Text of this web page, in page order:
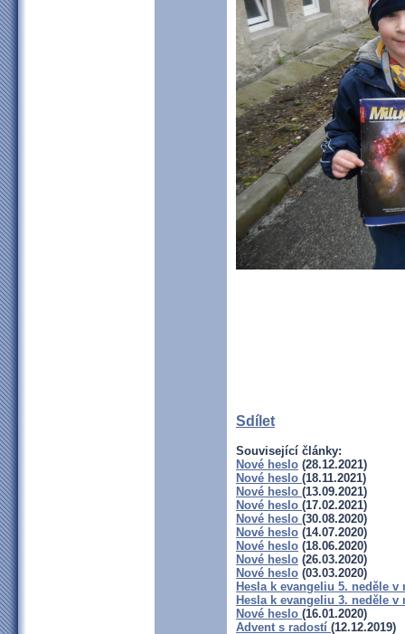
Sdílet
Související články:
Nové heslo (28.12.2021)
Nové heslo (18.11.2021)
Nové heslo (13.09.2021)
Nové heslo (17.02.2021)
Nové heslo (30.08.2020)
Nové heslo (14.07.2020)
Nové heslo (18.06.2020)
Nové heslo (26.03.2020)
Nové heslo (03.03.2020)
Hesla k evangeliu 5. neděle
Hesla k evangeliu 3. neděle v
Nové heslo (16.01.2020)
Advent s radostí (12.12.2019)